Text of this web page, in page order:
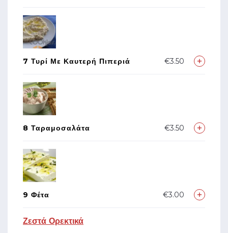
7 Τυρί Με Καυτερή Πιπεριά €3.50
8 Ταραμοσαλάτα €3.50
9 Φέτα €3.00
Ζεστά Ορεκτικά